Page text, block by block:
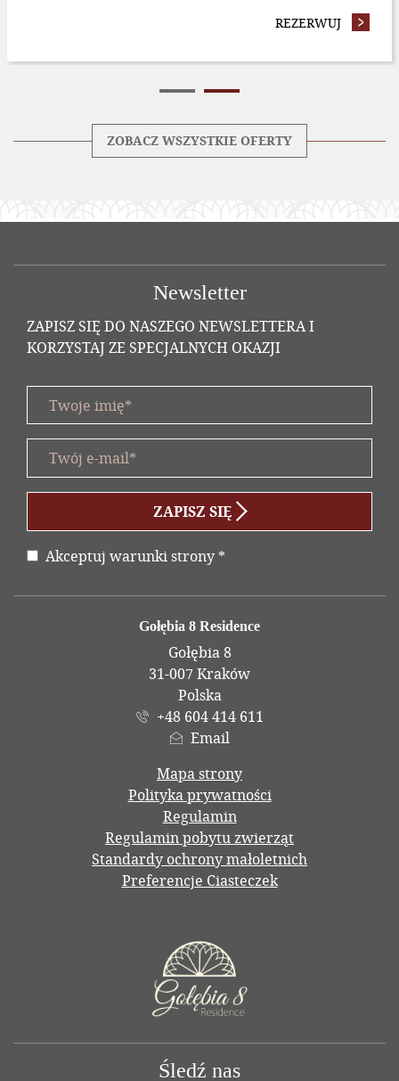
REZERWUJ -
ZOBACZ WSZYSTKIE OFERTY
Newsletter
ZAPISZ SIĘ DO NASZEGO NEWSLETTERA I
KORZYSTAJ ZE SPECJALNYCH OKAZJI
Twoje imię *
Twój e-mail *
ZAPISZ SIĘ
Oświadczenie
Akceptuj warunki strony *
Gołębia 8 Residence
Gołębia 8
31-007 Kraków
Polska
+48 604 414 611
Email
Mapa strony
Polityka prywatności
Regulamin
Regulamin pobytu zwierząt
Standardy ochrony małoletnich
Preferencje Ciasteczek
Śledź nas